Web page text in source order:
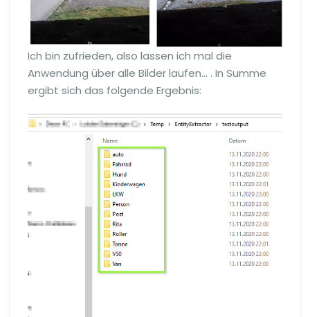
Ich bin zufrieden, also lassen ich mal die
Anwendung über alle Bilder laufen… . In Summe
ergibt sich das folgende Ergebnis: